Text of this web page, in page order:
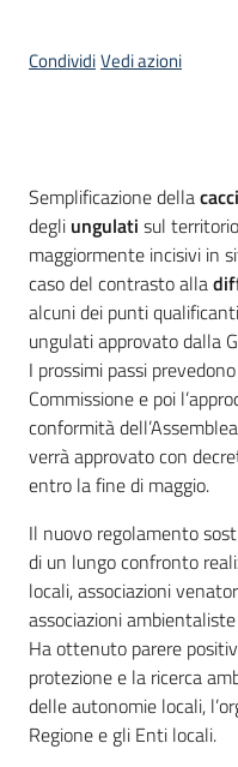
cifre
su
CondividiVedi azioni
Introduzione
Semplificazione della
degli ungulati sul
maggiormente incisivi in
caso del contrasto alla
alcuni dei punti
ungulati approvato dalla
I prossimi passi
Commissione e poi
conformità
verrà approvato con
entro la fine di maggio.
Il nuovo regolamento
di un lungo confronto
locali, associazioni
associazioni
Ha ottenuto parere
protezione e la ricerca
delle autonomie locali,
Regione e gli Enti locali.